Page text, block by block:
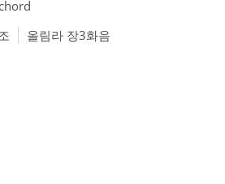
올림라 장3화음